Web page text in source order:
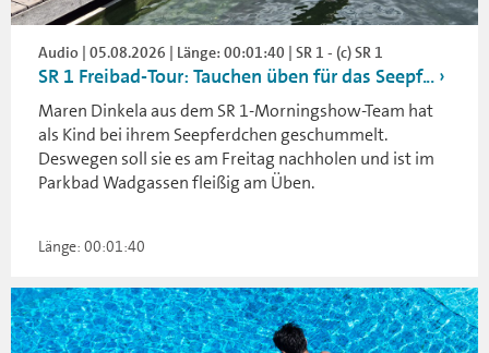
Audio | 05.08.2026 | Länge: 00:01:40 | SR 1 - (c) SR 1
SR 1 Freibad-Tour: Tauchen üben für das Seepf...
Maren Dinkela aus dem SR 1-Morningshow-Team hat
als Kind bei ihrem Seepferdchen geschummelt.
Deswegen soll sie es am Freitag nachholen und ist im
Parkbad Wadgassen fleißig am Üben.
Länge: 00:01:40